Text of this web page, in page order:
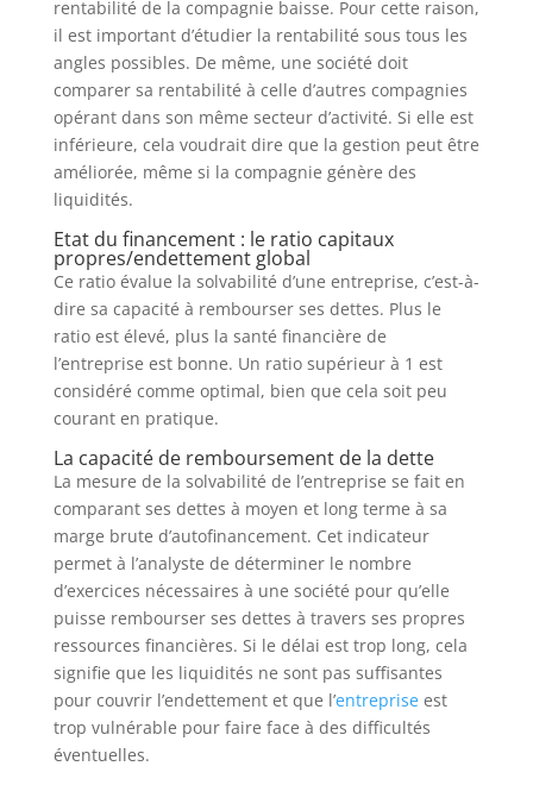
rentabilité de la compagnie baisse. Pour cette raison,
il est important d’étudier la rentabilité sous tous les
angles possibles. De même, une société doit
comparer sa rentabilité à celle d’autres compagnies
opérant dans son même secteur d’activité. Si elle est
inférieure, cela voudrait dire que la gestion peut être
améliorée, même si la compagnie génère des
liquidités.
Etat du financement : le ratio capitaux
propres/endettement global
Ce ratio évalue la solvabilité d’une entreprise, c’est-à-
dire sa capacité à rembourser ses dettes. Plus le
ratio est élevé, plus la santé financière de
l’entreprise est bonne. Un ratio supérieur à 1 est
considéré comme optimal, bien que cela soit peu
courant en pratique.
La capacité de remboursement de la dette
La mesure de la solvabilité de l’entreprise se fait en
comparant ses dettes à moyen et long terme à sa
marge brute d’autofinancement. Cet indicateur
permet à l’analyste de déterminer le nombre
d’exercices nécessaires à une société pour qu’elle
puisse rembourser ses dettes à travers ses propres
ressources financières. Si le délai est trop long, cela
signifie que les liquidités ne sont pas suffisantes
pour couvrir l’endettement et que l’entrepriseest
trop vulnérable pour faire face à des difficultés
éventuelles.